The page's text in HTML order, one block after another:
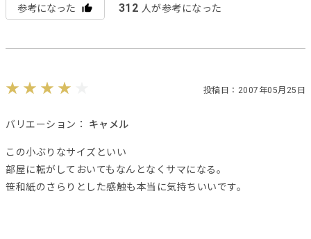
参考になった 312 人が参考になった
投稿日：2007年05月25日
バリエーション： キャメル
この小ぶりなサイズといい
部屋に転がしておいてもなんとなくサマになる。
笹和紙のさらりとした感触も本当に気持ちいいです。